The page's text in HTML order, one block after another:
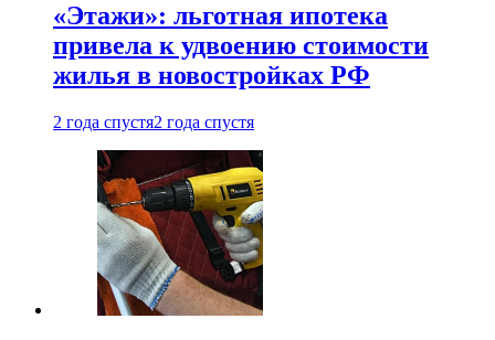
«Этажи»: льготная ипотека
привела к удвоению стоимости
жилья в новостройках РФ
2 года спустя2 года спустя